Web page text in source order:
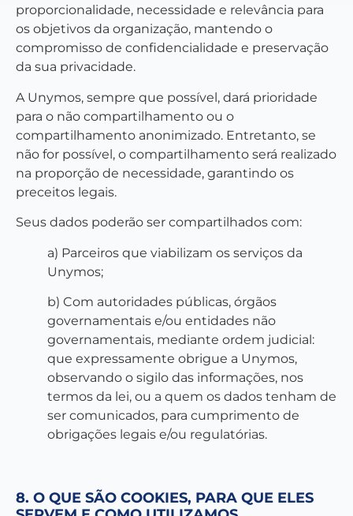
proporcionalidade, necessidade e relevância para
os objetivos da organização, mantendo o
compromisso de confidencialidade e preservação
da sua privacidade.
A Unymos, sempre que possível, dará prioridade
para o não compartilhamento ou o
compartilhamento anonimizado. Entretanto, se
não for possível, o compartilhamento será realizado
na proporção de necessidade, garantindo os
preceitos legais.
Seus dados poderão ser compartilhados com:
a) Parceiros que viabilizam os serviços da
Unymos;
b) Com autoridades públicas, órgãos
governamentais e/ou entidades não
governamentais, mediante ordem judicial:
que expressamente obrigue a Unymos,
observando o sigilo das informações, nos
termos da lei, ou a quem os dados tenham de
ser comunicados, para cumprimento de
obrigações legais e/ou regulatórias.
8. O QUE SÃO COOKIES, PARA QUE ELES